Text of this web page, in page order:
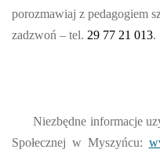
porozmawiaj z pedagogiem
zadzwoń – tel. 29 77 21 013.
Niezbędne informacje
Społecznej w Myszyńcu: